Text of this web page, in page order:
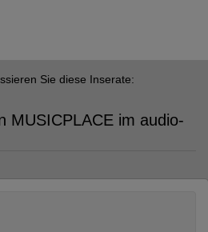
Sie diese Inserate:
MUSICPLACE im audio-